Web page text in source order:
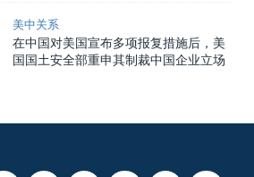
美中关系
在中国对美国宣布多项报复措施后，美
国国土安全部重申其制裁中国企业立场